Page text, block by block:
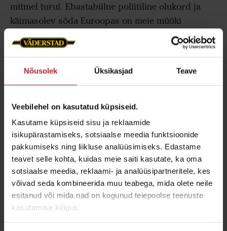
Nõusolek Üksikasjad Teave
Veebilehel on kasutatud küpsiseid.
Kasutame küpsiseid sisu ja reklaamide
isikupärastamiseks, sotsiaalse meedia funktsioonide
pakkumiseks ning liikluse analüüsimiseks. Edastame
teavet selle kohta, kuidas meie saiti kasutate, ka oma
sotsiaalse meedia, reklaami- ja analüüsipartneritele, kes
võivad seda kombineerida muu teabega, mida olete neile
esitanud või mida nad on kogunud teiepoolse teenuste
kasutamise käigus.
mitmel turul. Ebastabiilne poliitiline olukord ja
käimasolev sõda Euroopas on meie müüki
jätkuvalt negatiivselt mõjutanud. Pole kahtlustki,
et see on olnud keeruline aasta paljudele
hoolimata on Väderstad Group keerulises
koostööd oma klientidega, et arendada masinaid,
mis aitavad neil igapäevaste väljakutsetega toime
tulla,“ ütleb Väderstad Groupi tegevjuht Henrik
Gilstring.
Kuigi paljud turud on viimasel aastal raskustes
olnud, on ka erandeid, näiteks Kanada, kus
Väderstad saavutas oma Seed Hawk mudelite
rekordilise müügi. Järgmisel aastal lähevad
tootmisse uued tooteuuendused, nagu Väderstad